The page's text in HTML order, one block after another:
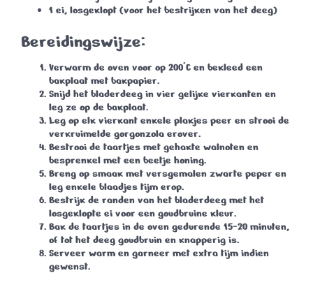
1 ei, losgeklopt (voor het bestrijken van het deeg)
Bereidingswijze:
Verwarm de oven voor op 200°C en bekleed een
bakplaat met bakpapier.
Snijd het bladerdeeg in vier gelijke vierkanten en
leg ze op de bakplaat.
Leg op elk vierkant enkele plakjes peer en strooi de
verkruimelde gorgonzola erover.
Bestrooi de taartjes met gehakte walnoten en
besprenkel met een beetje honing.
Breng op smaak met versgemalen zwarte peper en
leg enkele blaadjes tijm erop.
Bestrijk de randen van het bladerdeeg met het
losgeklopte ei voor een goudbruine kleur.
Bak de taartjes in de oven gedurende 15-20 minuten,
of tot het deeg goudbruin en knapperig is.
Serveer warm en garneer met extra tijm indien
gewenst.